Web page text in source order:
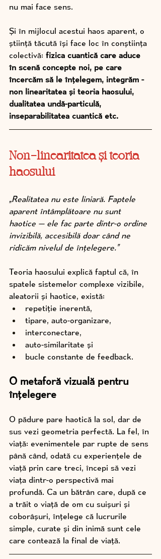
nu mai face sens.
Și în mijlocul acestui haos aparent, o
știință tăcută își face loc în conștiința
colectivă: fizica cuantică care aduce
în scenă concepte noi, pe care
încercăm să le înțelegem, integrăm -
non linearitatea și teoria haosului,
dualitatea undă-particulă,
inseparabilitatea cuantică etc.
Non-linearitatea și teoria
haosului
„Realitatea nu este liniară. Faptele
aparent întâmplătoare nu sunt
haotice — ele fac parte dintr-o ordine
invizibilă, accesibilă doar când ne
ridicăm nivelul de înțelegere.”
Teoria haosului explică faptul că, în
spatele sistemelor complexe vizibile,
aleatorii și haotice, există:
repetiție inerentă,
tipare, auto-organizare,
interconectare,
auto-similaritate și
bucle constante de feedback.
O metaforă vizuală pentru
înțelegere
O pădure pare haotică la sol, dar de
sus vezi geometria perfectă. La fel, în
viață: evenimentele par rupte de sens
până când, odată cu experiențele de
viață prin care treci, începi să vezi
viața dintr-o perspectivă mai
profundă. Ca un bătrân care, după ce
a trăit o viață de om cu suișuri și
coborâșuri, înțelege că lucrurile
simple, curate și din inimă sunt cele
care contează la final de viață.